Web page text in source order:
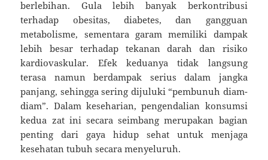
berlebihan. Gula lebih banyak berkontribusi
terhadap obesitas, diabetes, dan gangguan
metabolisme, sementara garam memiliki dampak
lebih besar terhadap tekanan darah dan risiko
kardiovaskular. Efek keduanya tidak langsung
terasa namun berdampak serius dalam jangka
panjang, sehingga sering dijuluki “pembunuh diam-
diam”. Dalam keseharian, pengendalian konsumsi
kedua zat ini secara seimbang merupakan bagian
penting dari gaya hidup sehat untuk menjaga
kesehatan tubuh secara menyeluruh.